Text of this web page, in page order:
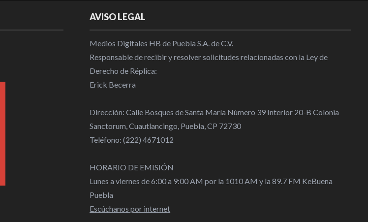
AVISO LEGAL
Medios Digitales HB de Puebla S.A. de C.V.
Responsable de recibir y resolver solicitudes relacionadas con la Ley de
Derecho de Réplica:
Erick Becerra
Dirección: Calle Bosques de Santa María Número 39 Interior 20-B Colonia
Sanctorum, Cuautlancingo, Puebla, CP 72730
Teléfono: (222) 4671012
HORARIO DE EMISIÓN
Lunes a viernes de 6:00 a 9:00 AM por la 1010 AM y la 89.7 FM KeBuena
Puebla
Escúchanos por internet